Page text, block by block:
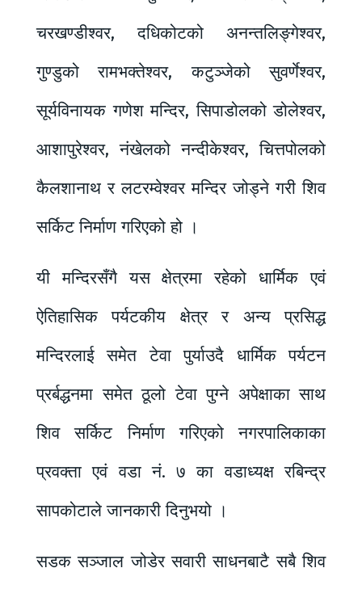
चरखण्डीश्वर, दधिकोटको अनन्तलिङ्गेश्वर,
गुण्डुको रामभक्तेश्वर, कटुञ्जेको सुवर्णेश्वर,
सूर्यविनायक गणेश मन्दिर, सिपाडोलको डोलेश्वर,
आशापुरेश्वर, नंखेलको नन्दीकेश्वर, चित्तपोलको
कैलशानाथ र लटरम्वेश्वर मन्दिर जोड्ने गरी शिव
सर्किट निर्माण गरिएको हो ।
यी मन्दिरसँगै यस क्षेत्रमा रहेको धार्मिक एवं
ऐतिहासिक पर्यटकीय क्षेत्र र अन्य प्रसिद्ध
मन्दिरलाई समेत टेवा पुर्याउदै धार्मिक पर्यटन
प्रर्बद्धनमा समेत ठूलो टेवा पुग्ने अपेक्षाका साथ
शिव सर्किट निर्माण गरिएको नगरपालिकाका
प्रवक्ता एवं वडा नं. ७ का वडाध्यक्ष रबिन्द्र
सापकोटाले जानकारी दिनुभयो ।
सडक सञ्जाल जोडेर सवारी साधनबाटै सबै शिव